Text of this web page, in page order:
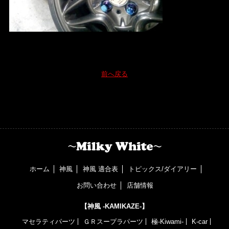
前へ戻る
ホーム 神風 神風 適合表 トピックス/ダイアリー
お問い合わせ 店舗情報
【神風 -KAMIKAZE-】
マセラティパーツ
ＧＲスープラパーツ 極-Kiwami- K-car